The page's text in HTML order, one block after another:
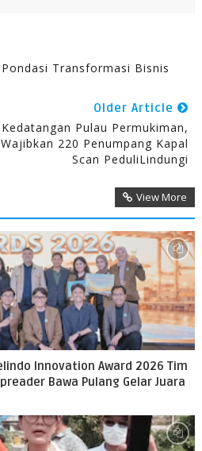
Transformasi Bisnis
Older Article
Pulau Permukiman,
220 Penumpang Kapal
Scan PeduliLindungi
View More
Innovation Award 2026 Tim
Bawa Pulang Gelar Juara